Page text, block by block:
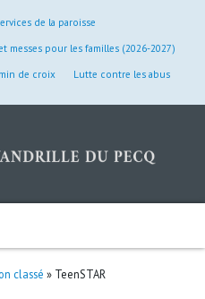
de la paroisse
messes pour les familles (2026-2027)
de croix Lutte contre les abus
classé » TeenSTAR